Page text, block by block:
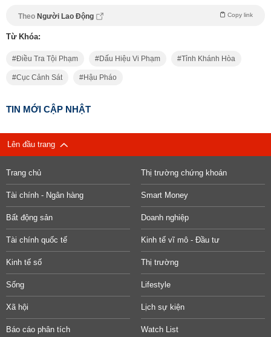
Theo Người Lao Động Copy link
Từ Khóa:
Điều Tra Tội Phạm Dấu Hiệu Vi Phạm Tỉnh Khánh Hòa
Cục Cảnh Sát Hậu Pháo
TIN MỚI CẬP NHẬT
Lên đầu trang
Trang chủ Thị trường chứng khoán
Tài chính - Ngân hàng Smart Money
Bất động sản Doanh nghiệp
Tài chính quốc tế Kinh tế vĩ mô - Đầu tư
Kinh tế số Thị trường
Sống Lifestyle
Xã hội Lịch sự kiện
Báo cáo phân tích Watch List